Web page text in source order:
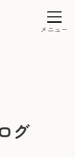
メニュー
グ